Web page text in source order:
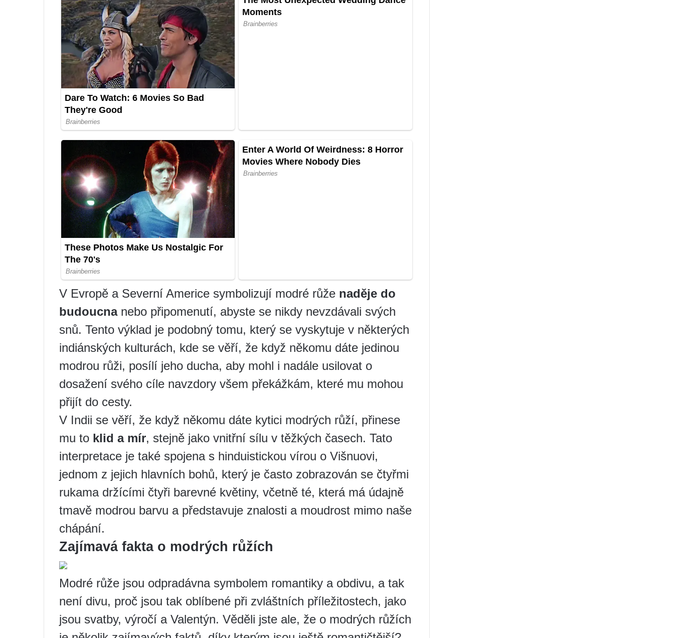
V Evropě a Severní Americe symbolizují modré růže naděje do
budoucnanebo připomenutí, abyste se nikdy nevzdávali svých
snů. Tento výklad je podobný tomu, který se vyskytuje v některých
indiánských kulturách, kde se věří, že když někomu dáte jedinou
modrou růži, posílí jeho ducha, aby mohl i nadále usilovat o
dosažení svého cíle navzdory všem překážkám, které mu mohou
přijít do cesty.
V Indii se věří, že když někomu dáte kytici modrých růží, přinese
mu to klid a mír, stejně jako vnitřní sílu v těžkých časech. Tato
interpretace je také spojena s hinduistickou vírou o Višnuovi,
jednom z jejich hlavních bohů, který je často zobrazován se čtyřmi
rukama držícími čtyři barevné květiny, včetně té, která má údajně
tmavě modrou barvu a představuje znalosti a moudrost mimo naše
chápání.
Zajímavá fakta o modrých růžích
Modré růže jsou odpradávna symbolem romantiky a obdivu, a tak
není divu, proč jsou tak oblíbené při zvláštních příležitostech, jako
jsou svatby, výročí a Valentýn. Věděli jste ale, že o modrých růžích